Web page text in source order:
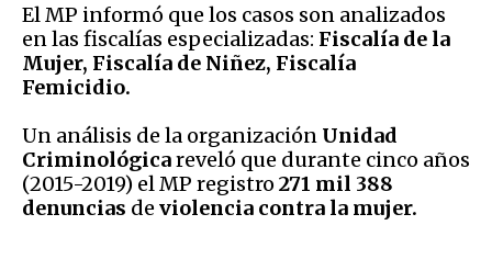
El MP informó que los casos son analizados
en las fiscalías especializadas: Fiscalía de la
Mujer, Fiscalía de Niñez, Fiscalía
Femicidio.
Un análisis de la organización Unidad
Criminológicareveló que durante cinco años
(2015-2019) el MP registro 271 mil 388
denuncias de violencia contra la mujer.